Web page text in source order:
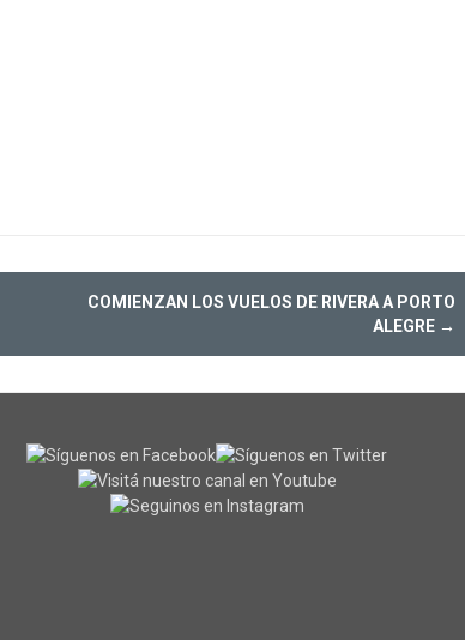
COMIENZAN LOS VUELOS DE RIVERA A PORTO
ALEGRE →